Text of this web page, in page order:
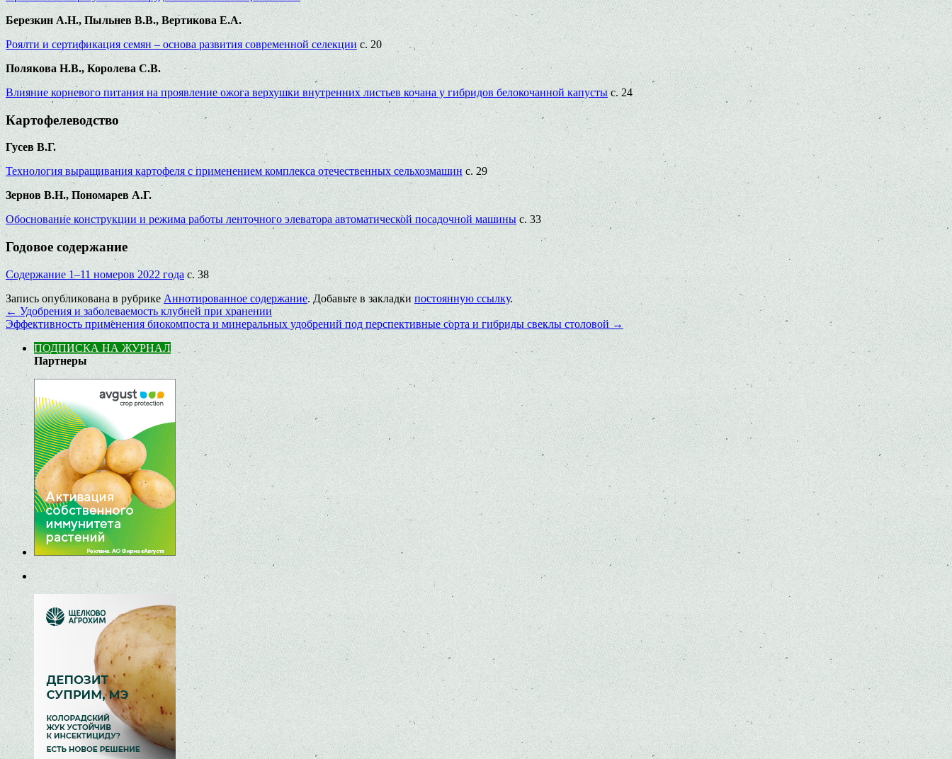
Березкин А.Н., Пыльнев В.В., Вертикова Е.А.
Роялти и сертификация семян – основа развития современной селекции с. 20
Полякова Н.В., Королева С.В.
Влияние корневого питания на проявление ожога верхушки внутренних листьев кочана у гибридов белокочанной капустыс. 24
Картофелеводство
Гусев В.Г.
Технология выращивания картофеля c применением комплекса отечественных сельхозмашинс. 29
Зернов В.Н., Пономарев А.Г.
Обоснование конструкции и режима работы ленточного элеватора автоматической посадочной машины с. 33
Годовое содержание
Содержание 1–11 номеров 2022 годас. 38
Запись опубликована в рубрике Аннотированное содержание. Добавьте в закладки постоянную ссылку.
← Удобрения и заболеваемость клубней при хранении
Эффективность применения биокомпоста и минеральных удобрений под перспективные сорта и гибриды свеклы столовой→
ПОДПИСКА НА ЖУРНАЛ
Партнеры